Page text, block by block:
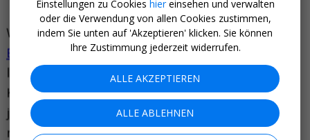
Einstellungen zu Cookies hiereinsehen und verwalten
oder die Verwendung von allen Cookies zustimmen,
indem Sie unten auf 'Akzeptieren' klicken. Sie können
Ihre Zustimmung jederzeit widerrufen.
ALLE AKZEPTIEREN
ALLE ABLEHNEN